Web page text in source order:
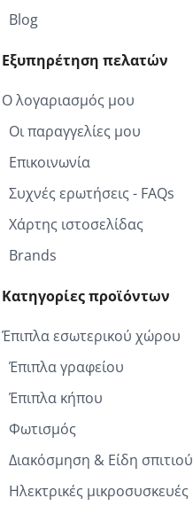
Blog
Εξυπηρέτηση πελατών
Ο λογαριασμός μου
Οι παραγγελίες μου
Επικοινωνία
Συχνές ερωτήσεις - FAQs
Χάρτης ιστοσελίδας
Brands
Κατηγορίες προϊόντων
Έπιπλα εσωτερικού χώρου
Έπιπλα γραφείου
Έπιπλα κήπου
Φωτισμός
Διακόσμηση & Είδη σπιτιού
Ηλεκτρικές μικροσυσκευές